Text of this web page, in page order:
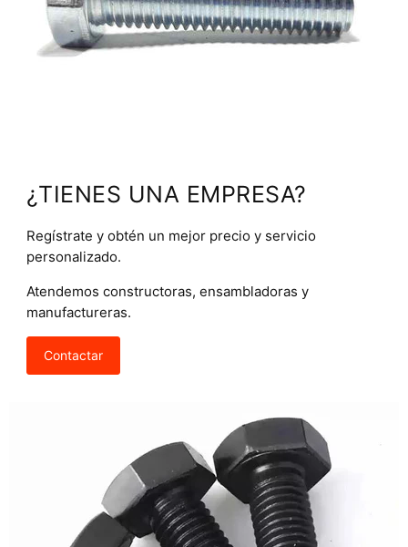
¿TIENES UNA EMPRESA?
Regístrate y obtén un mejor precio y servicio
personalizado.
Atendemos constructoras, ensambladoras y
manufactureras.
Contactar